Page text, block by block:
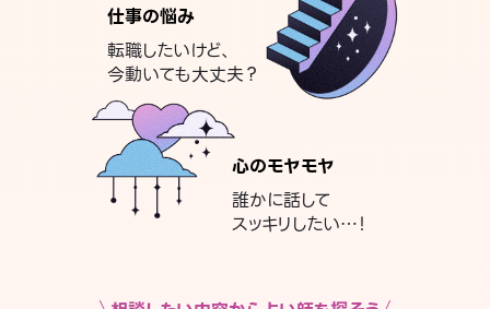
仕事の悩み
転職したいけど、
今動いても大丈夫？
心のモヤモヤ
誰かに話して
スッキリしたい…！